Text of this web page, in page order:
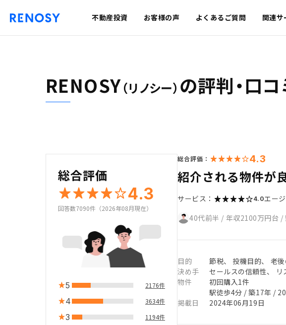
不動産投資 お客様の声 よくあるご質問 関連サ
RENOSY（リノシー） の評判・口コ
総合評価
4.3
回答数7090件（2026年08月現在）
5 2176件
4 3634件
3 1194件
総合評価： 4.3
紹介される物件が
サービス： 4.0エー
40代前半 / 年収2100万円台 /
目的
節税、 投機目的、 老
決め手
セールスの信頼性、
物件
初回購入1件
駅徒歩4分 / 築17年 /
掲載日
2024年06月19日